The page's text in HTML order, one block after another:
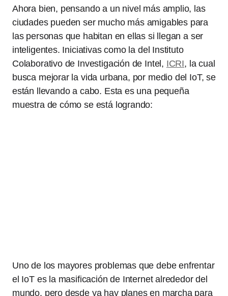
Ahora bien, pensando a un nivel más amplio, las
ciudades pueden ser mucho más amigables para
las personas que habitan en ellas si llegan a ser
inteligentes. Iniciativas como la del Instituto
Colaborativo de Investigación de Intel, ICRI, la cual
busca mejorar la vida urbana, por medio del IoT, se
están llevando a cabo. Esta es una pequeña
muestra de cómo se está logrando:
Uno de los mayores problemas que debe enfrentar
el IoT es la masificación de Internet alrededor del
mundo, pero desde ya hay planes en marcha para